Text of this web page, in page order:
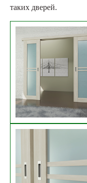
таких дверей.